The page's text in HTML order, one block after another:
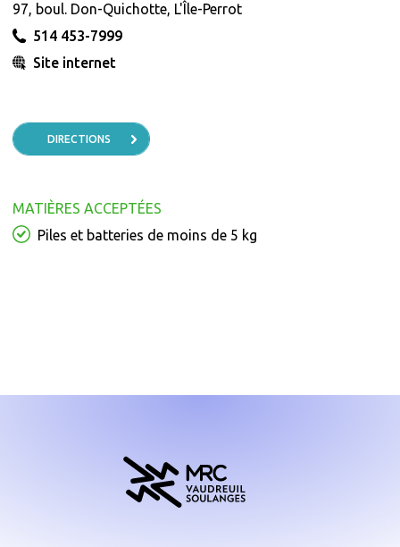
97, boul. Don-Quichotte, L'Île-Perrot
514 453-7999
Site internet
DIRECTIONS
MATIÈRES ACCEPTÉES
Piles et batteries de moins de 5 kg